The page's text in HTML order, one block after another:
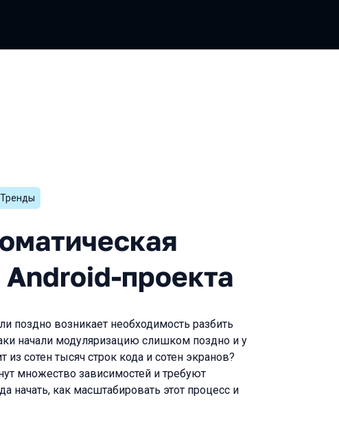
модуляризация
Тренды
проекта
поздно возникает необходимость разбить
начали модуляризацию слишком поздно и у
сотен тысяч строк кода и сотен экранов?
множество зависимостей и требуют
начать, как масштабировать этот процесс и